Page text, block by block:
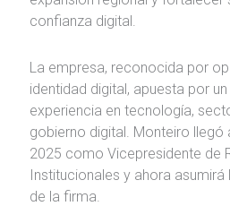
confianza digital.
La empresa, reconocida por
identidad digital, apuesta por
experiencia en tecnología,
gobierno digital. Monteiro llegó
2025 como Vicepresidente de
Institucionales y ahora
de la firma.